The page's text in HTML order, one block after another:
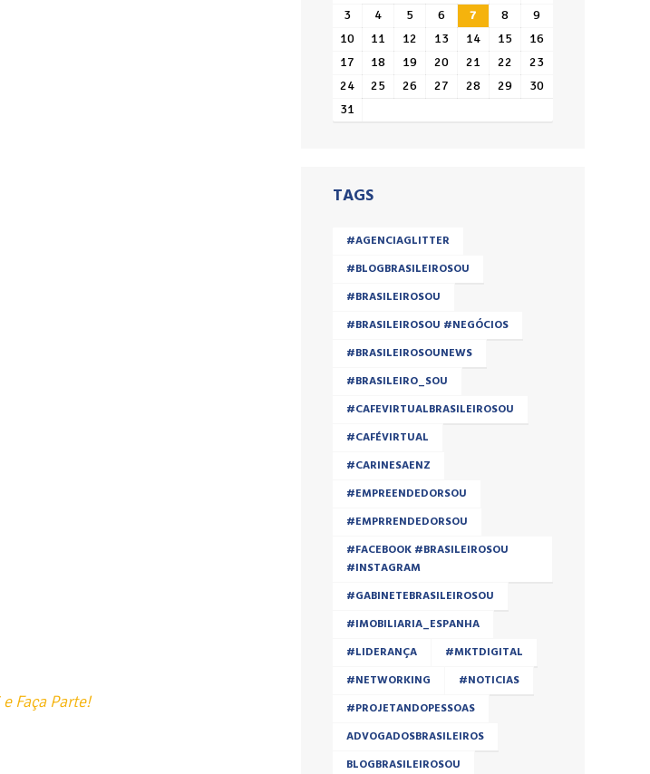
Faça Parte!
3
4 5 6 7 8
9
10
11 12 13 14 15
16
17
18 19 20 21 22
23
24
25 26 27 28 29
30
31
TAGS
#AGENCIAGLITTER
#BLOGBRASILEIROSOU
#BRASILEIROSOU
#BRASILEIROSOU #NEGÓCIOS
#BRASILEIROSOUNEWS
#BRASILEIRO_SOU
#CAFEVIRTUALBRASILEIROSOU
#CAFÉVIRTUAL
#CARINESAENZ
#EMPREENDEDORSOU
#EMPRRENDEDORSOU
#FACEBOOK #BRASILEIROSOU
#INSTAGRAM
#GABINETEBRASILEIROSOU
#IMOBILIARIA_ESPANHA
#LIDERANÇA
#MKTDIGITAL
#NETWORKING
#NOTICIAS
#PROJETANDOPESSOAS
ADVOGADOSBRASILEIROS
BLOGBRASILEIROSOU